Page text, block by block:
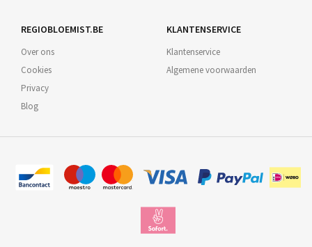
REGIOBLOEMIST.BE
Over ons
Cookies
Privacy
Blog
KLANTENSERVICE
Klantenservice
Algemene voorwaarden